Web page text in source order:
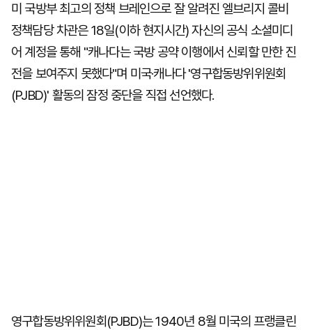
미 국방부 최고의 정책 브레인으로 잘 알려진 엘브리지 콜비
정책담당 차관은 18일(이하 현지시간) 자신의 공식 소셜미디
어 계정을 통해 "캐나다는 국방 공약 이행에서 신뢰할 만한 진
전을 보여주지 못했다"며 미국·캐나다 '영구합동방위위원회
(PJBD)' 활동의 잠정 중단을 직접 선언했다.
영구합동방위위원회(PJBD)는 1940년 8월 미국의 프랭클린